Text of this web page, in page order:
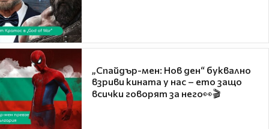
„Спайдър-мен: Нов ден“ буквално
взриви кината у нас – ето защо
всички говорят за него👀🎬